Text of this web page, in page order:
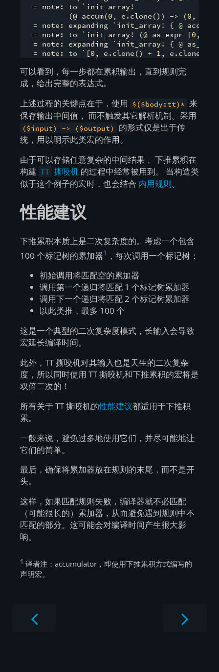
   = note: to `init_array!
           (@ accum(
0 , e.clone()) -> (0 ,
   = note: expanding `init_array! { @ accum(
   = note: to `init_array! (@ as_expr [
0 ,
= note: expanding `init_array! { @
   = note: to `[
0 , e.clone() + 1 , e.clone()
可以看到，每一步都在累积输出，直到规则完
成，给出完整的表达式。
上述过程的关键点在于，使用 $($body:tt)* 来
保存输出中间值， 而不触发其它解析机制。采用
($input) -> ($output)
的形式仅是出于传
统，用以明示此类宏的作用。
由于可以存储任意复杂的中间结果， 下推累积在
构建 TT 撕咬机的过程中经常被用到。 当构造类
似于这个例子的宏时，也会结合 内用规则。
性能建议
下推累积本质上是二次复杂度的。考虑一个包含
100 个标记树的累加器1 ，每次调用一个标记树：
初始调用将匹配空的累加器
调用第一个递归将匹配 1 个标记树累加器
调用下一个递归将匹配 2 个标记树累加器
以此类推，最多 100 个
这是一个典型的二次复杂度模式，长输入会导致
宏延长编译时间。
此外，TT 撕咬机对其输入也是天生的二次复杂
度，所以同时使用 TT 撕咬机和下推累积的宏将是
双倍二次的！
所有关于 TT 撕咬机的性能建议都适用于下推积
累。
一般来说，避免过多地使用它们，并尽可能地让
它们的简单。
最后，确保将累加器放在规则的末尾，而不是开
头。
这样，如果匹配规则失败，编译器就不必匹配
（可能很长的）累加器，从而避免遇到规则中不
匹配的部分。这可能会对编译时间产生很大影
响。
1 译者注：accumulator，即使用下推累积方式编写的
声明宏。